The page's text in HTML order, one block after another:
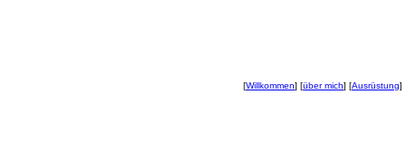
[Willkommen] [über mich] [Ausrüstung]